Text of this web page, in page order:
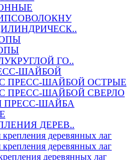
ГО..
ШАЙБОЙ
ПРЕСС-ШАЙБОЙ ОСТРЫЕ
ПРЕСС-ШАЙБОЙ СВЕРЛО
ПРЕСС-ШАЙБА
ДЕРЕВ..
деревянных лаг
деревянных лаг
деревянных лаг